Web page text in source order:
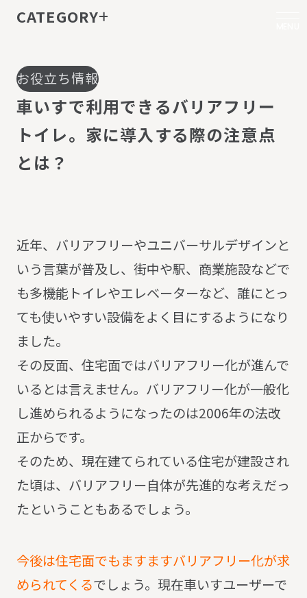
お役立ち情報
車いすで利用でき るバリ アフ リ ー
トイ レ。 家に導入する際の注意点
と は ？
近年、バリアフリーやユニバーサルデザインと
いう言葉が普及し、街中や駅、商業施設などで
も多機能トイレやエレベーターなど、誰にとっ
ても使いやすい設備をよく目にするようになり
ました。
その反面、住宅面ではバリアフリー化が進んで
いるとは言えません。 バリアフリー化が一般化
し進められるようになったのは2006年の法改
正からです。
そのため、現在建てられている住宅が建設され
た頃は、バリアフリー自体が先進的な考えだっ
たということもあるでしょう。
今後は住宅面でもますますバリアフリー化が求
められてくるでしょう。 現在車いすユーザーで
CATEGORY